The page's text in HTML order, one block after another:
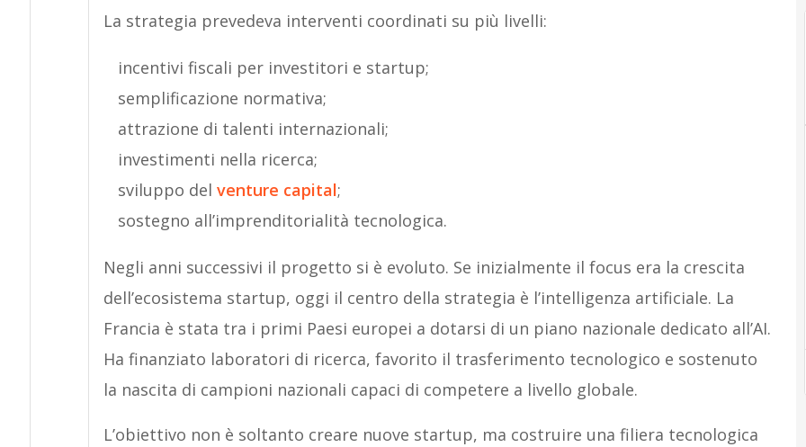
La strategia prevedeva interventi coordinati su più livelli:
incentivi fiscali per investitori e startup;
semplificazione normativa;
attrazione di talenti internazionali;
investimenti nella ricerca;
sviluppo del venture capital;
sostegno all’imprenditorialità tecnologica.
Negli anni successivi il progetto si è evoluto. Se inizialmente il focus era la crescita
dell’ecosistema startup, oggi il centro della strategia è l’intelligenza artificiale. La
Francia è stata tra i primi Paesi europei a dotarsi di un piano nazionale dedicato all’AI.
Ha finanziato laboratori di ricerca, favorito il trasferimento tecnologico e sostenuto
la nascita di campioni nazionali capaci di competere a livello globale.
L’obiettivo non è soltanto creare nuove startup, ma costruire una filiera tecnologica